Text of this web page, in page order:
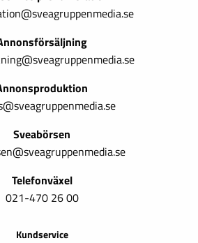
Sveabörsen
Telefonväxel
021-470 26 00
Kundservice